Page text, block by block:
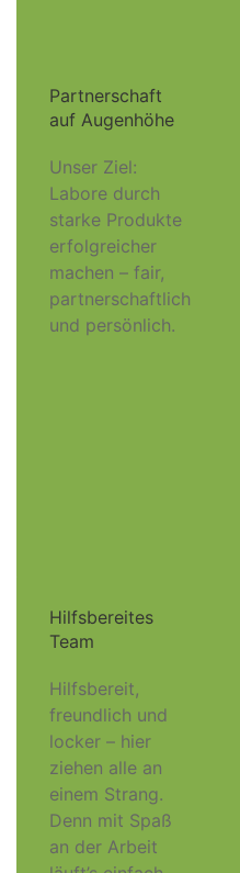
Partnerschaft
auf Augenhöhe
Unser Ziel:
Labore durch
starke Produkte
erfolgreicher
machen – fair,
partnerschaftlich
und persönlich.
Hilfsbereites
Team
Hilfsbereit,
freundlich und
locker – hier
ziehen alle an
einem Strang.
Denn mit Spaß
an der Arbeit